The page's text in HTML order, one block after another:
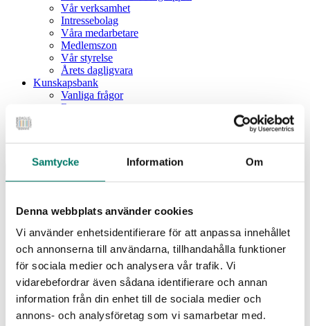
Samtycke Information Om
Denna webbplats använder cookies
Vi använder enhetsidentifierare för att anpassa innehållet
och annonserna till användarna, tillhandahålla funktioner
för sociala medier och analysera vår trafik. Vi
vidarebefordrar även sådana identifierare och annan
information från din enhet till de sociala medier och
annons- och analysföretag som vi samarbetar med.
Vår verksamhet
Intressebolag
Våra medarbetare
Medlemszon
Vår styrelse
Årets dagligvara
Kunskapsbank
Vanliga frågor
Rapporter
Moms på livsmedel
Dagligvaruindex Frukt och Grönt
Årsrapport 2025
Aktuellt
Nyheter
Pressrum
Remisser
Fokusområden
Branschriktlinjer och överenskommelser
Livsmedelssäkerhet